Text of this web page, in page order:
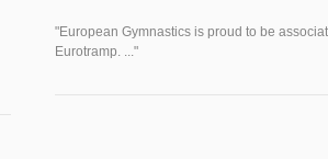
"European Gymnastics is proud to be
Eurotramp. ..."